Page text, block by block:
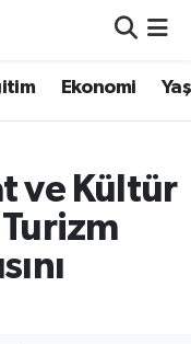
Ekonomi
ve Kültür